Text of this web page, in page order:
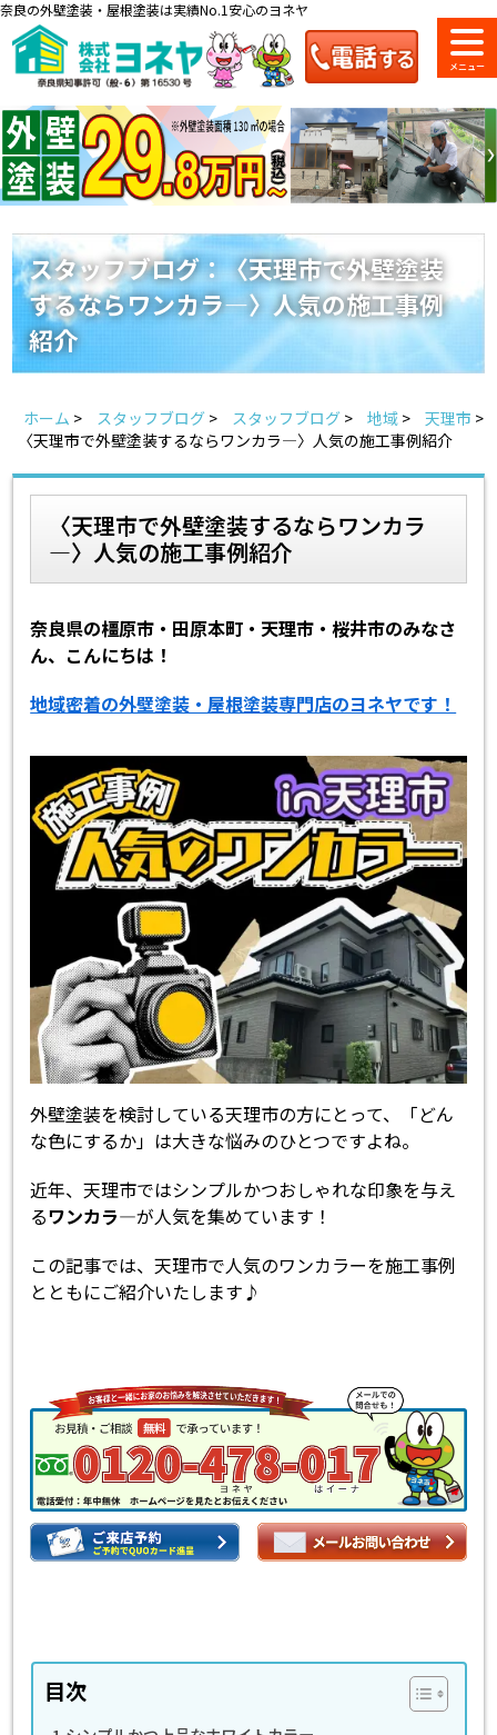
奈良の外壁塗装・屋根塗装は実績No.1安心のヨネヤ
料金一覧 会社案内 ショールーム
のご紹介
来店予約 お問い合わせ
お見積り お電話
ヨネヤの施工実績
Home お客様の声
スタッフ紹介 よくあるご質問
雨漏りについて
ヨネヤがお客様から選ばれる10の
リフォームローン
工場倉庫改修 アパート・マンション修繕
見積もりシミュレーション
スタッフブログ：〈天理市で外壁塗装
するならワンカラ―〉人気の施工事例
紹介
ホーム > スタッフブログ > スタッフブログ > 地域 > 天理市 >
〈天理市で外壁塗装するならワンカラ―〉人気の施工事例紹介
〈天理市で外壁塗装するならワンカラ
―〉人気の施工事例紹介
奈良県の橿原市・田原本町・天理市・桜井市のみなさ
ん、こんにちは！
地域密着の外壁塗装・屋根塗装専門店のヨネヤです！
外壁塗装を検討している天理市の方にとって、「どん
な色にするか」は大きな悩みのひとつですよね。
近年、天理市ではシンプルかつおしゃれな印象を与え
るワンカラ―が人気を集めています！
この記事では、天理市で人気のワンカラーを施工事例
とともにご紹介いたします♪
目次